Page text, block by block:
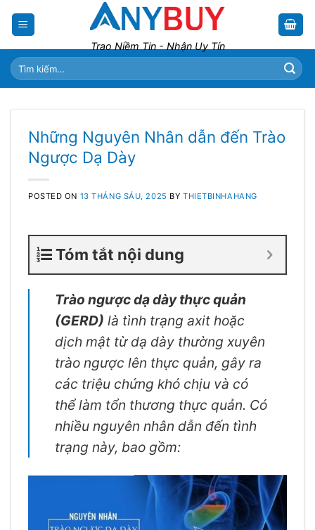
Trao Niềm Tin - Nhận Uy Tín
Tìm
kiếm:
Những Nguyên Nhân dẫn đến Trào
Ngược Dạ Dày
POSTED ON 13 THÁNG SÁU, 2025 BY THIETBINHAHANG
Tóm tắt nội dung
Trào ngược dạ dày thực quản
(GERD) là tình trạng axit hoặc
dịch mật từ dạ dày thường xuyên
trào ngược lên thực quản, gây ra
các triệu chứng khó chịu và có
thể làm tổn thương thực quản. Có
nhiều nguyên nhân dẫn đến tình
trạng này, bao gồm: